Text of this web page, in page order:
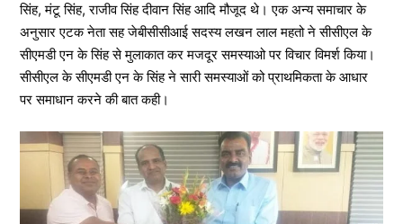
सिंह, मंटू सिंह, राजीव सिंह दीवान सिंह आदि मौजूद थे। एक अन्य समाचार के
अनुसार एटक नेता सह जेबीसीसीआई सदस्य लखन लाल महतो ने सीसीएल के
सीएमडी एन के सिंह से मुलाकात कर मजदूर समस्याओ पर विचार विमर्श किया।
सीसीएल के सीएमडी एन के सिंह ने सारी समस्याओं को प्राथमिकता के आधार
पर समाधान करने की बात कही।